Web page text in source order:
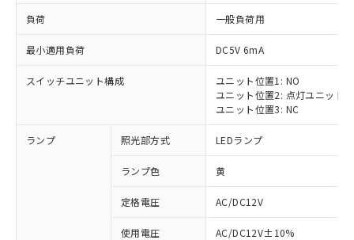
負荷 一般負荷用
最小適用負荷 DC5V 6mA
スイッチユニット構成
ユニット位置1: NO
ユニット位置2: 点灯ユニット
ユニット位置3: NC
ランプ 照光部方式 LEDランプ
ランプ色 黄
定格電圧 AC/DC12V
使用電圧 AC/DC12V±10%